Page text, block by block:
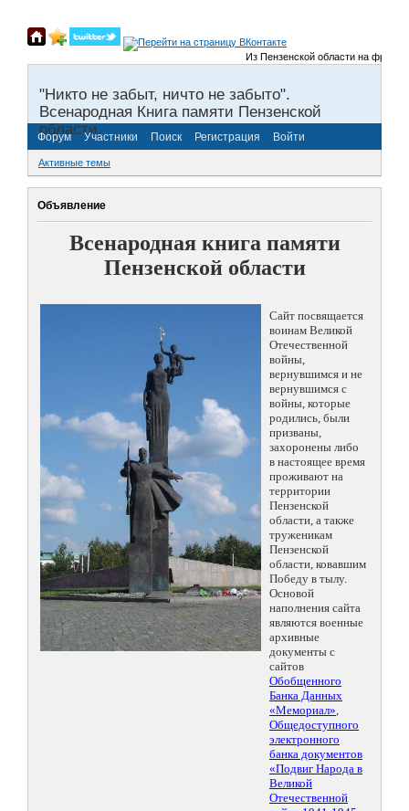
Из Пензенской области на фронты
"Никто не забыт, ничто не забыто".
Всенародная Книга памяти Пензенской
области.
Форум Участники Поиск Регистрация Войти
Активные темы
Объявление
Всенародная книга памяти
Пензенской области
Сайт посвящается
воинам Великой
Отечественной
войны,
вернувшимся и не
вернувшимся с
войны, которые
родились, были
призваны,
захоронены либо
в настоящее время
проживают на
территории
Пензенской
области, а также
труженикам
Пензенской
области, ковавшим
Победу в тылу.
Основой
наполнения сайта
являются военные
архивные
документы с
сайтов
Обобщенного
Банка Данных
«Мемориал»,
Общедоступного
электронного
банка документов
«Подвиг Народа в
Великой
Отечественной